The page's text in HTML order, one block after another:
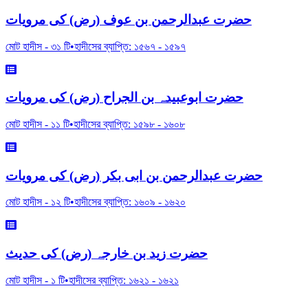
حضرت عبدالرحمن بن عوف (رض) کی مرویات
মোট হাদীস - ৩১ টি•হাদীসের ব্যাপ্তি: ১৫৬৭ - ১৫৯৭
حضرت ابوعبیدہ بن الجراح (رض) کی مرویات
মোট হাদীস - ১১ টি•হাদীসের ব্যাপ্তি: ১৫৯৮- ১৬০৮
حضرت عبدالرحمن بن ابی بکر (رض) کی مرویات
মোট হাদীস - ১২ টি•হাদীসের ব্যাপ্তি: ১৬০৯ - ১৬২০
حضرت زید بن خارجہ (رض) کی حدیث
মোট হাদীস - ১ টি•হাদীসের ব্যাপ্তি: ১৬২১ - ১৬২১